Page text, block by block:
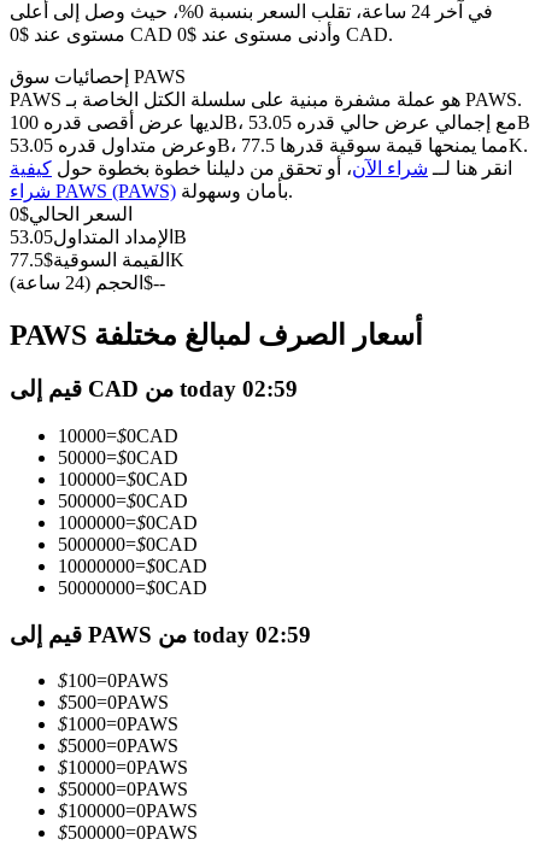
العقود الآجلة USDC
العقود الآجلة باستخدام USDC كضمان
نسخ التداول
انضم إلى أفضل المتداولين
كن متداول نسخ
استمتع بتقاسم الأرباح وعمولات نسخ التداول
في آخر 24 ساعة، تقلب السعر بنسبة 0%، حيث وصل إلى أعلى
مستوى عند $0 CAD وأدنى مستوى عند $0 CAD.
إحصائيات سوق PAWS
PAWS هو عملة مشفرة مبنية على سلسلة الكتل الخاصة بـ PAWS.
لديها عرض أقصى قدره 100B، مع إجمالي عرض حالي قدره 53.05B
وعرض متداول قدره 53.05B، مما يمنحها قيمة سوقية قدرها 77.5K.
انقر هنا لــ شراء الآن، أو تحقق من دليلنا خطوة بخطوة حول كيفية
شراء PAWS (PAWS)
بأمان وسهولة.
السعر الحالي$
0
الإمداد المتداول 53.05B
القيمة السوقية$
77.5K
الحجم (24 ساعة) $--
PAWS أسعار الصرف لمبالغ مختلفة
قيم إلى CAD من today 02:59
10000=$0CAD
50000=$0CAD
100000=$0CAD
500000=$0CAD
1000000=$0CAD
5000000=$0CAD
10000000=$0CAD
50000000=$0CAD
قيم إلى PAWS من today 02:59
$100=0PAWS
$500=0PAWS
$1000=0PAWS
$5000=0PAWS
$10000=0PAWS
$50000=0PAWS
$100000=0PAWS
$500000=0PAWS